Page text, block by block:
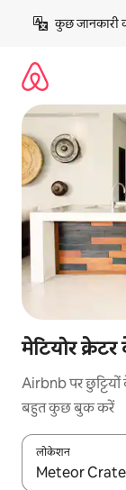
छोड़कर
कॉन्टेंट
कुछ जानकारी
मेटियोर
Airbnb पर
बहुत कुछ बुक करें
लोकेशन
नतीजों के उपलब्ध